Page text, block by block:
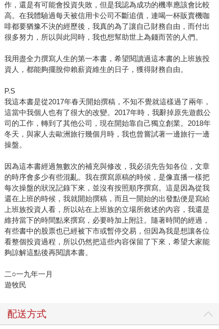
作，還是有可能會投資失敗，但是我認為成功的機率應該會比較
高。在我體驗過每天被信用卡公司不斷追債，連喝一杯販賣機咖
啡都要猶豫不決的經歷後，我真的為了讓自己財務自由，而付出
很多努力，所以與此同時，我也想幫助世上為錢而苦的人們。
我用盡全力撰寫人生的第一本書，希望閱讀過這本書的上班族投
資人，都能夠擺脫仰賴薪資維生的日子，獲得財務自由。
P.S
我這本書是從2017年春天開始撰稿，不知不覺就這樣過了兩年，
這當中我個人也有了很大的改變。2017年時，我辭掉原先遊戲公
司的工作，轉到了其他公司，現在開始靠自己獨立創業。2018年
冬天，與家人去歐洲旅行幾個月時，我也曾嘗試著一邊旅行一邊
操盤。
因為這本書經過無數次的補充與修改，我必須先告知各位，文章
的時序會多少有些混亂。我在撰寫原稿的時候，是像直播一樣把
每次操盤的狀況記錄下來，並沒有按照順序撰寫。這是因為從我
還在上班的時候，我就開始撰稿，而且一開始的出發點便是寫給
上班族投資人看，所以站在上班族的立場所敘述的內容，我還是
維持當下的時間點來撰寫，必要時加上附註。隨著時間的經過，
有些書中的股票也已經被下市或暫停交易，但因為我是想讓各位
看整個投資過程，所以仍然把這些內容保留了下來，希望大家能
夠諒解這點後再閱讀本書。
二○一九年一月
遊牧民
配送方式